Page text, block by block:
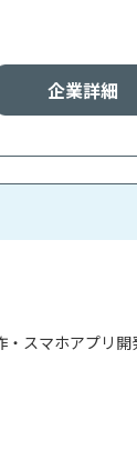
企業詳細
・スマホアプリ開